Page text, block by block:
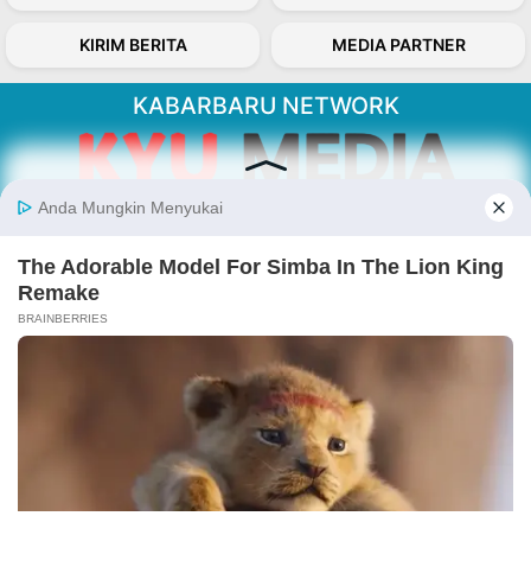
KIRIM BERITA MEDIA PARTNER
KABARBARU NETWORK
Follow Kabarbaru